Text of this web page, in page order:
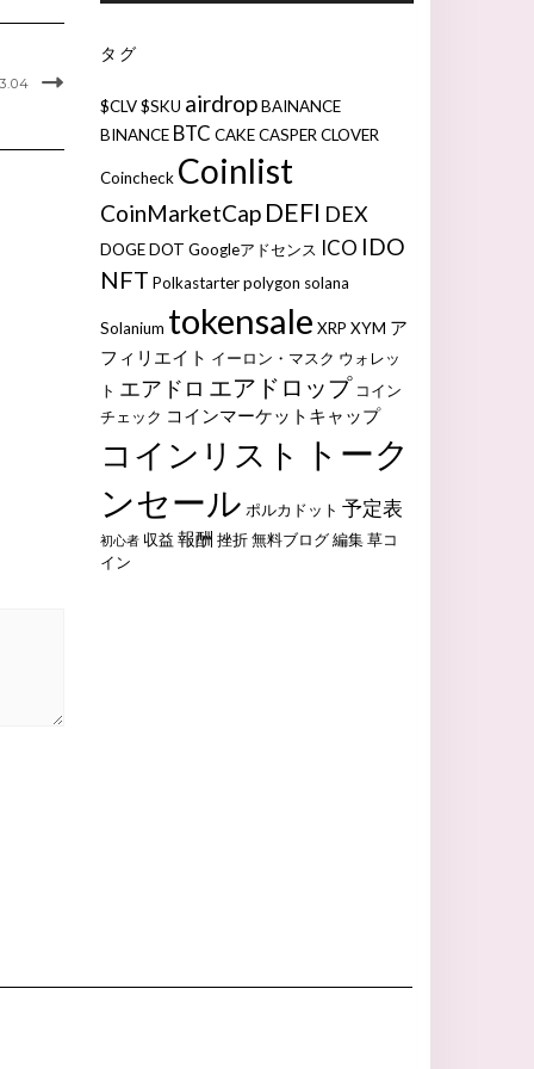
タグ
$CLV $SKU airdrop BAINANCE
BINANCE BTC CAKE CASPER CLOVER
Coincheck Coinlist
CoinMarketCap DEFI DEX
DOGE DOT Googleアドセンス ICO IDO
NFT Polkastarter polygon solana
Solanium tokensale XRP XYM ア
フィリエイト イーロン・マスク ウォレッ
ト エアドロ エアドロップ コイン
チェック コインマーケットキャップ
コインリスト
トーク
ンセール ポルカドット 予定表
初心者 収益 報酬 挫折 無料ブログ 編集 草コ
イン